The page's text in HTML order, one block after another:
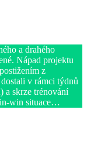
a drahého
Nápad projektu
z
v rámci týdnů
a skrze trénování
win situace…